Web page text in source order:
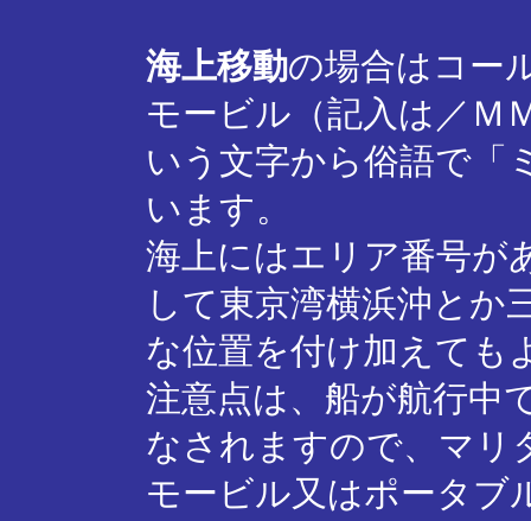
海上移動の場合はコー
モービル（記入は／Ｍ
いう文字から俗語で「
います。
海上にはエリア番号が
して東京湾横浜沖とか
な位置を付け加えても
注意点は、船が航行中
なされますので、マリ
モービル又はポータブ